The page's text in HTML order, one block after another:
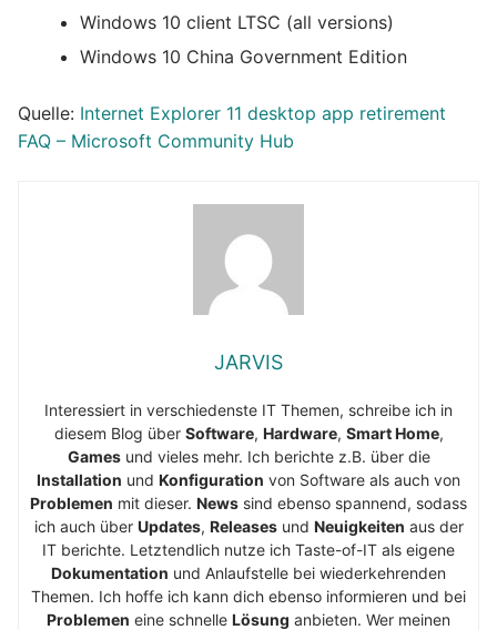
Windows 10 client LTSC (all versions)
Windows 10 China Government Edition
Quelle: Internet Explorer 11 desktop app retirement
FAQ – Microsoft Community Hub
JARVIS
Interessiert in verschiedenste IT Themen, schreibe ich in
diesem Blog über Software, Hardware, Smart Home,
Gamesund vieles mehr. Ich berichte z.B. über die
Installation und Konfiguration von Software als auch von
Problemen mit dieser. News sind ebenso spannend, sodass
ich auch über Updates, Releasesund Neuigkeiten aus der
IT berichte. Letztendlich nutze ich Taste-of-IT als eigene
Dokumentation und Anlaufstelle bei wiederkehrenden
Themen. Ich hoffe ich kann dich ebenso informieren und bei
Problemen eine schnelle Lösung anbieten. Wer meinen